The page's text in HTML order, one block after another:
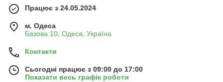
Працює з 24.05.2024
м. Одеса
Базова 10, Одеса, Україна
Контакти
Сьогодні працює з 09:00 до 17:00
Показати весь графік роботи